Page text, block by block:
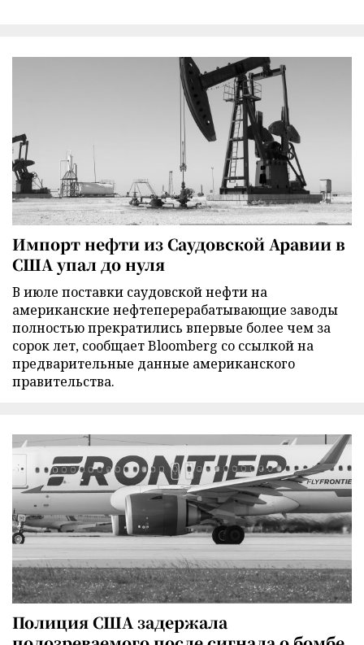
Импорт нефти из Саудовской Аравии в
США упал до нуля
В июле поставки саудовской нефти на
американские нефтеперерабатывающие заводы
полностью прекратились впервые более чем за
сорок лет, сообщает Bloomberg со ссылкой на
предварительные данные американского
правительства.
Полиция США задержала